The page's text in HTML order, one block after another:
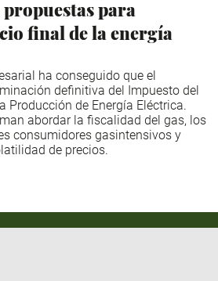
para
final de la energía
ha conseguido que el
definitiva del Impuesto del
Producción de Energía Eléctrica.
abordar la fiscalidad del gas, los
consumidores gasintensivos y
de precios.